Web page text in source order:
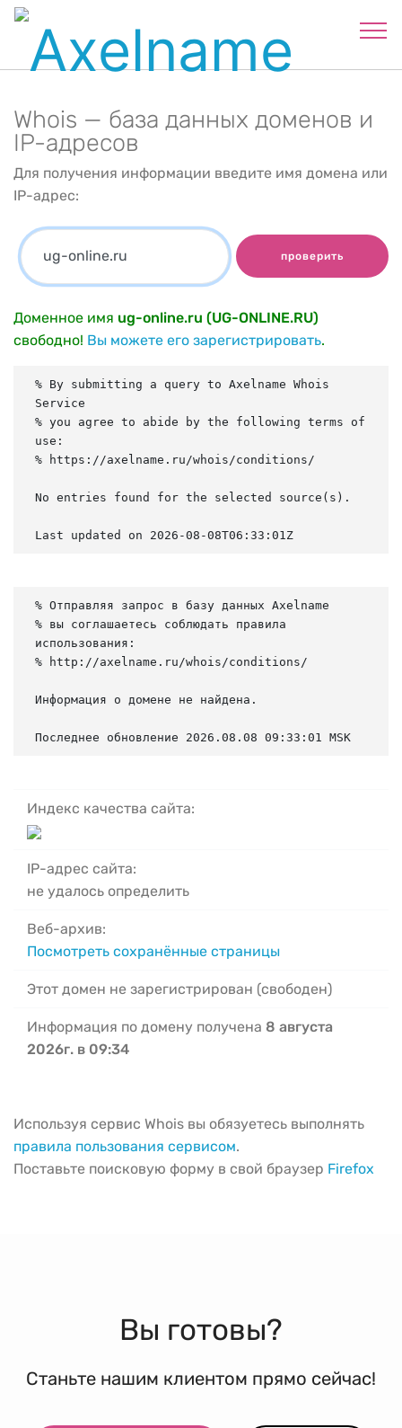
Whois — база данных доменов и
IP-адресов
Для получения информации введите имя домена или
IP-адрес:
проверить
Доменное имя ug-online.ru (UG-ONLINE.RU)
свободно! Вы можете его зарегистрировать.
% By submitting a query to Axelname Whois
Service
% you agree to abide by the following terms of
use:
% https://axelname.ru/whois/conditions/
No entries found for the selected source(s).
Last updated on 2026-08-08T06:33:01Z
% Отправляя запрос в базу данных Axelname
% вы соглашаетесь соблюдать правила
использования:
% http://axelname.ru/whois/conditions/
Информация о домене не найдена.
Последнее обновление 2026.08.08 09:33:01 MSK
Индекс качества сайта:
IP-адрес сайта:
не удалось определить
Веб-архив:
Посмотреть сохранённые страницы
Этот домен не зарегистрирован (свободен)
Информация по домену получена 8 августа
2026г. в 09:34
Используя сервис Whois вы обязуетесь выполнять
правила пользования сервисом.
Поставьте поисковую форму в свой браузер Firefox
Вы готовы?
Станьте нашим клиентом прямо сейчас!